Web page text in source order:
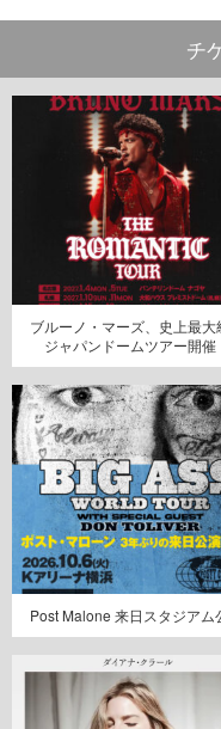
チ
ブルーノ・マーズ、史上最大
ジャパンドームツアー開催
Post Malone 来日スタジアム